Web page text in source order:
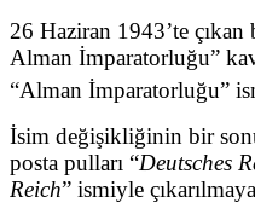
26 Haziran 1943’te
Alman İmparatorluğu”
“Alman İmparatorluğu”
İsim değişikliğinin bir
posta pulları “Deutsches
Reich” ismiyle